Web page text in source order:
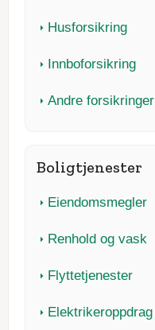
Husforsikring
Innboforsikring
Andre forsikringer
Boligtjenester
Eiendomsmegler
Renhold og vask
Flyttetjenester
Elektrikeroppdrag